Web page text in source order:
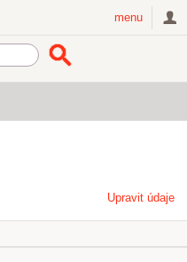
menu
Upravit údaje